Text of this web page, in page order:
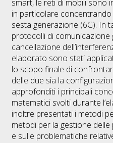
smart, le reti di mobili sono
in particolare
sesta generazione (6G). In
protocolli di
cancellazione
elaborato sono stati
lo scopo finale di
delle due sia la
approfonditi i principali
matematici svolti durante
inoltre presentati i metodi
metodi per la gestione
e sulle problematiche